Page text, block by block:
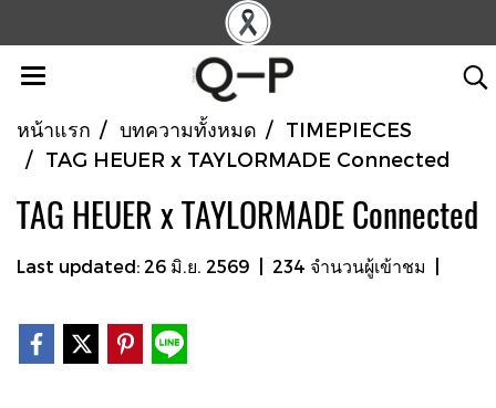
หน้าแรก บทความทั้งหมด
TIMEPIECES
TAG HEUER x TAYLORMADE Connected
TAG HEUER x TAYLORMADE Connected
Last updated: 26 มิ.ย. 2569 234 จำนวนผู้เข้าชม